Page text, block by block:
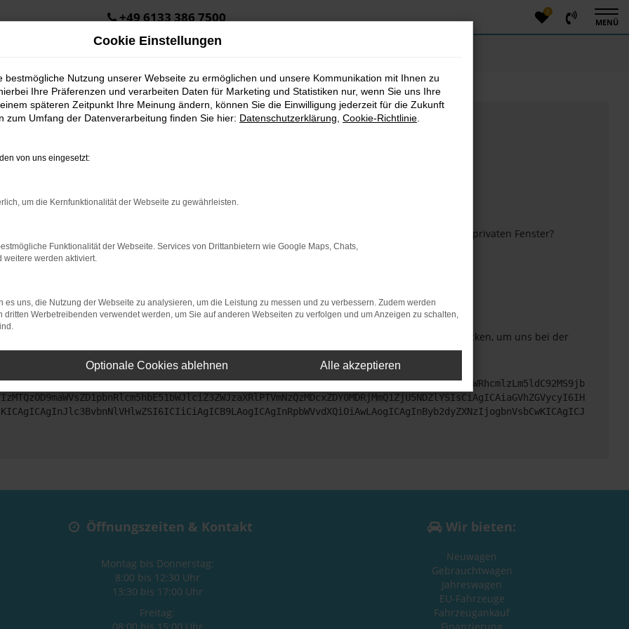
+49 6133 386 7500 0
MENÜ
bestimmter Seiten verhindern. Funktioniert die Seite in einem anderen Browser oder in einem privaten Fenster?
dem neuesten Stand sind.
kann auch dazu führen, dass bestimmte Funktionen nicht mehr unterstützt werden.
uns bitte. Wir werden versuchen, das Problem zu beheben. Du kannst uns diesen Text schicken, um uns bei der
Öffnungszeiten & Kontakt
Montag bis Donnerstag:
8:00 bis 12:30 Uhr
13:30 bis 17:00 Uhr
Freitag:
Wir bieten:
Neuwagen
Gebrauchtwagen
Jahreswagen
EU-Fahrzeuge
Fahrzeugankauf
Cookie Einstellungen
bestmögliche Nutzung unserer Webseite zu ermöglichen und unsere Kommunikation mit Ihnen zu
Ihre Präferenzen und verarbeiten Daten für Marketing und Statistiken nur, wenn Sie uns Ihre
späteren Zeitpunkt Ihre Meinung ändern, können Sie die Einwilligung jederzeit für die Zukunft
zum Umfang der Datenverarbeitung finden Sie hier: Datenschutzerklärung Cookie-Richtlinie
von uns eingesetzt:
um die Kernfunktionalität der Webseite zu gewährleisten.
Funktionalität der Webseite. Services von Drittanbietern wie Google Maps, Chats,
weitere werden aktiviert.
es uns, die Nutzung der Webseite zu analysieren, um die Leistung zu messen und zu verbessern. Zudem werden
dritten Werbetreibenden verwendet werden, um Sie auf anderen Webseiten zu verfolgen und um Anzeigen zu schalten,
Optionale Cookies ablehnen Alle akzeptieren